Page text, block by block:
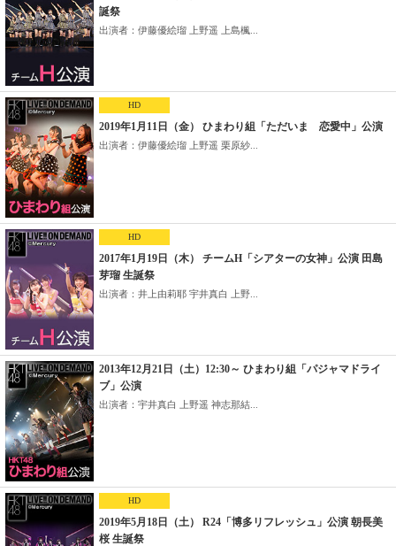
誕祭
出演者：伊藤優絵瑠 上野遥 上島楓...
HD
2019年1月11日（金） ひまわり組「ただいま 恋愛中」公演
出演者：伊藤優絵瑠 上野遥 栗原紗...
HD
2017年1月19日（木） チームH「シアターの女神」公演 田島
芽瑠 生誕祭
出演者：井上由莉耶 宇井真白 上野...
2013年12月21日（土）12:30～ ひまわり組「パジャマドライ
ブ」公演
出演者：宇井真白 上野遥 神志那結...
HD
2019年5月18日（土） R24「博多リフレッシュ」公演 朝長美
桜 生誕祭